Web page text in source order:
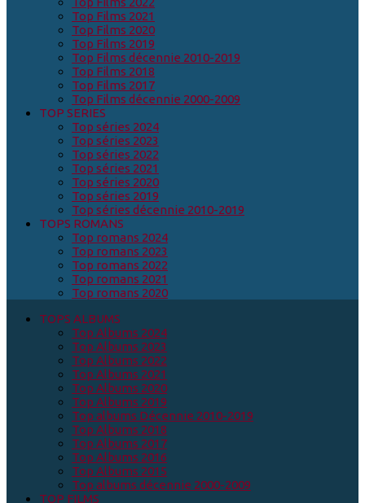
Top Films 2021
Top Films 2020
Top Films 2019
Top Films décennie 2010-2019
Top Films 2018
Top Films 2017
Top Films décennie 2000-2009
TOP SERIES
Top séries 2024
Top séries 2023
Top séries 2022
Top séries 2021
Top séries 2020
Top séries 2019
Top séries décennie 2010-2019
TOPS ROMANS
Top romans 2024
Top romans 2023
Top romans 2022
Top romans 2021
Top romans 2020
TOPS ALBUMS
Top Albums 2024
Top Albums 2023
Top Albums 2022
Top Albums 2021
Top Albums 2020
Top Albums 2019
Top albums Décennie 2010-2019
Top Albums 2018
Top Albums 2017
Top Albums 2016
Top Albums 2015
Top albums décennie 2000-2009
TOP FILMS